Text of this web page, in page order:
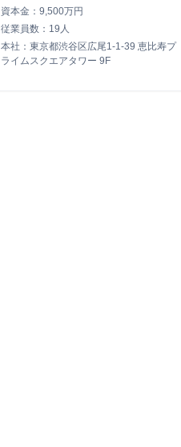
資本金：9,500万円
従業員数：19人
本社：東京都渋谷区広尾1-1-39 恵比寿プ
ライムスクエアタワー 9F